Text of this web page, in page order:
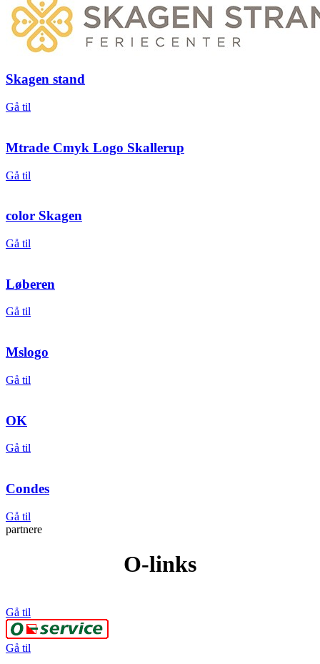
Skagen stand
Gå til
Mtrade Cmyk Logo Skallerup
Gå til
color Skagen
Gå til
Løberen
Gå til
Mslogo
Gå til
OK
Gå til
Condes
Gå til
partnere
O-links
Gå til
Gå til